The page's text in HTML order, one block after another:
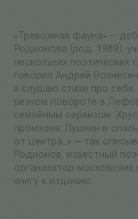
«Тревожная фауна» —
Родионова (род. 1989),
нескольких поэтических
говорил Андрей
я слушаю стихи про
резком повороте в
семейным сервизом.
промзоне. Пушкин в
от центра…» — так
Родионов, известный
организатор
книгу к изданию.